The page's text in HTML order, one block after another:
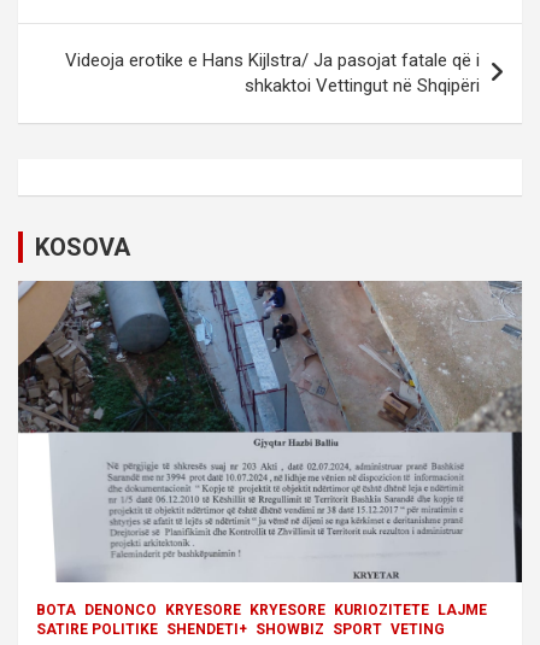
s
a
a
i
o
n
Videoja erotike e Hans Kijlstra/ Ja pasojat fatale që i
shkaktoi Vettingut në Shqipëri
KOSOVA
BOTA DENONCO KRYESORE KRYESORE KURIOZITETE
LAJME
SATIRE POLITIKE SHENDETI+ SHOWBIZ SPORT VETING